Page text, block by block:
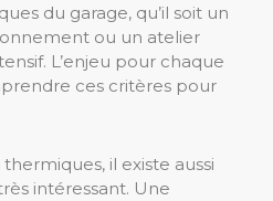
du garage, qu’il soit un
ou un atelier
L’enjeu pour chaque
ces critères pour
il existe aussi
intéressant. Une